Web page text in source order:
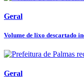
Geral
Volume de lixo descartado
Geral